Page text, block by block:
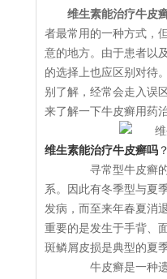
维生素能治疗牛皮
者最常用的一种方式，
意的地方。由于患者以
的选择上也应区别对待
别了解，经常会走入误
来了解一下牛皮癣用药
维生素能治疗牛皮癣吗 ？
寻常型牛皮癣的
系。因此有冬季型与夏
发病，而至来年春夏消
重要的是发生于手背、
斑鳞屑皮损是典型的夏季
牛皮癣是一种遗